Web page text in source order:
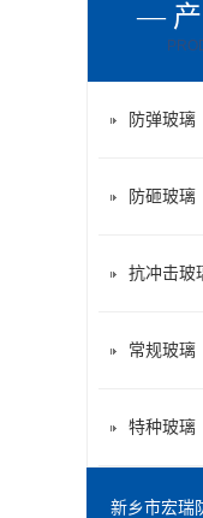
—
防弹玻璃
防砸玻璃
抗冲击玻
常规玻璃
特种玻璃
新乡市宏瑞